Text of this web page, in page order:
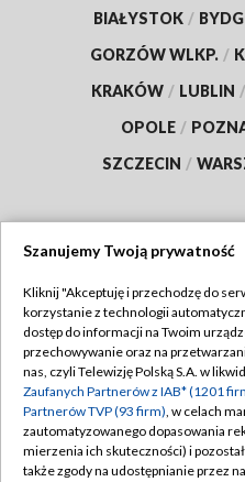
BIAŁYSTOK /
GORZÓW WLKP. /
KRAKÓW / LUBLIN /
OPOLE /
SZCZECIN /
Abonament TVP
Emisja w TVP
Centrum informacji TVP
Naziemna Telewizja
Polityka
Szanujemy Twoją prywatność
Kliknij "Akceptuję i przechodzę do
korzystanie z technologii
dostęp do informacji na Twoim
przechowywanie oraz na
nas, czyli Telewizję Polską S.A. w
Zaufanych Partnerów z IAB* (1201
Partnerów TVP (93 firm), w celach
zautomatyzowanego dopasowania
mierzenia ich skuteczności) i
także zgody na udostępnianie przez